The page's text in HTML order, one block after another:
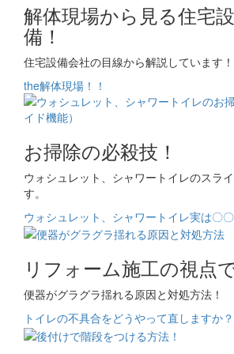
解体現場から見る住宅
備！
住宅設備会社の目線から解説しています！
the解体現場！！
お掃除の必殺技！
ウォシュレット、シャワートイレのスラ
す。
ウォシュレット、シャワートイレ実は〇〇
リフォーム施工の視点
便器がグラグラ揺れる原因と対処方法！
トイレの不具合をどうやって直しますか？